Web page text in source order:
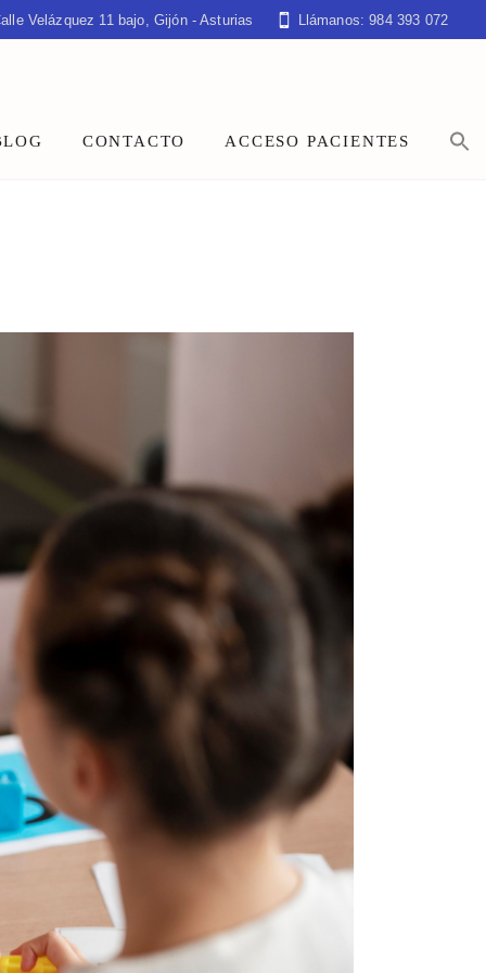
Velázquez 11 bajo, Gijón - Asturias Llámanos: 984 393 072
CONTACTO ACCESO PACIENTES